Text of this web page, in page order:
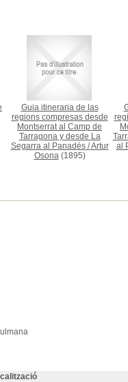
Guia itineraria de las
regions compresas desde
Montserrat al Camp de
Tarragona y desde La
Segarra al Panadés/Artur
Osona(1895)
al